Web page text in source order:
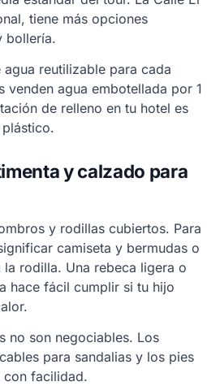
tiene más opciones
bollería.
reutilizable para cada
venden agua embotellada por 1
de relleno en tu hotel es
y calzado para
y rodillas cubiertos. Para
camiseta y bermudas o
rodilla. Una rebeca ligera o
hace fácil cumplir si tu hijo
no son negociables. Los
para sandalias y los pies
con facilidad.